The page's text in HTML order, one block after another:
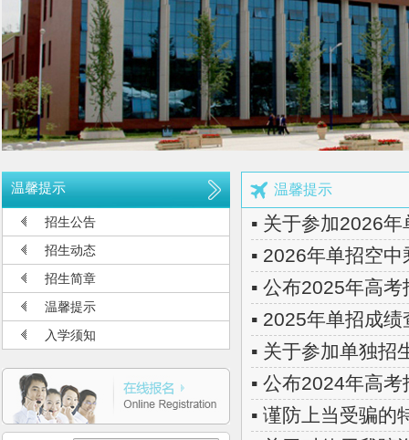
长沙航空职业技术学院2026年招生计划发布
长沙航空职业技术学院2026年招生章程
2026年单招录取分数线及录取名单公示
2026年单独招生一志愿考试成绩查询
关于参加2026年单独招生考试的温馨提示
公布2026年高考招生录取使用电话号码
长沙航空职业技术学院空中乘务、机场运行服务与管理报考须知
多少分可报考长沙航空职业技术学院
长沙航空职业技术学院2026年定向培养军士报考须知
长沙航空职业技术学院2026年报考指南
长沙航空职业技术学院2026年招生计划发布
长沙航空职业技术学院2026年招生章程
2026年单招录取分数线及录取名单公示
2026年单独招生一志愿考试成绩查询
关于参加2026年单独招生考试的温馨提示
温馨提示
招生公告
招生动态
招生简章
温馨提示
入学须知
温馨提示
▪ 关于参加2026
▪ 2026年单招空
▪ 公布2025年高
▪ 2025年单招成
▪ 关于参加单独招
▪ 公布2024年高
▪ 谨防上当受骗的